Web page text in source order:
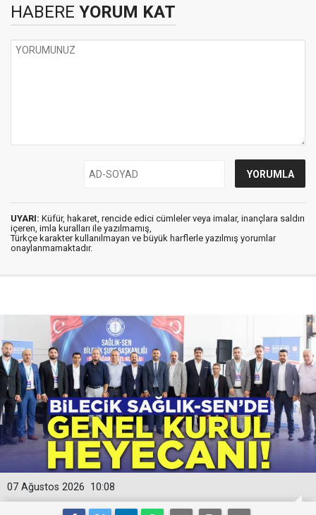
HABERE YORUM KAT
UYARI: Küfür, hakaret, rencide edici cümleler veya imalar, inançlara saldırı
içeren, imla kuralları ile yazılmamış,
Türkçe karakter kullanılmayan ve büyük harflerle yazılmış yorumlar
onaylanmamaktadır.
10:08
07 Ağustos 2026